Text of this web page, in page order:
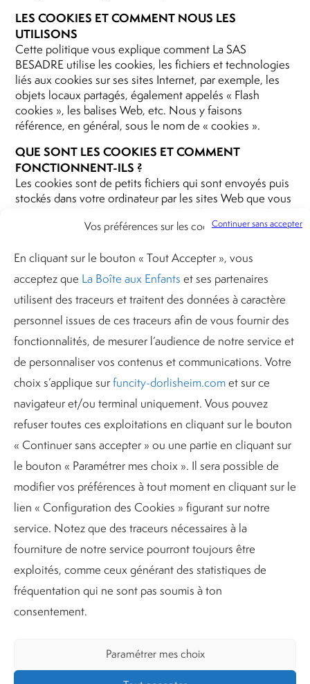
Vos préférences sur les cookies
En cliquant sur le bouton « Tout Accepter », vous
acceptez que La Boîte aux Enfants et ses partenaires
utilisent des traceurs et traitent des données à caractère
personnel issues de ces traceurs afin de vous fournir des
fonctionnalités, de mesurer l’audience de notre service et
de personnaliser vos contenus et communications. Votre
choix s’applique surfuncity-dorlisheim.comet sur ce
navigateur et/ou terminal uniquement. Vous pouvez
refuser toutes ces exploitations en cliquant sur le bouton
« Continuer sans accepter » ou une partie en cliquant sur
le bouton « Paramétrer mes choix ». Il sera possible de
modifier vos préférences à tout moment en cliquant sur le
lien « Configuration des Cookies » figurant sur notre
service. Notez que des traceurs nécessaires à la
fourniture de notre service pourront toujours être
exploités, comme ceux générant des statistiques de
fréquentation qui ne sont pas soumis à ton
consentement.
Continuer sans accepter
Paramétrer mes choix
LES COOKIES ET COMMENT NOUS LES
UTILISONS
Cette politique vous explique comment La SAS
BESADRE utilise les cookies, les fichiers et technologies
liés aux cookies sur ses sites Internet, par exemple, les
objets locaux partagés, également appelés « Flash
cookies », les balises Web, etc. Nous y faisons
référence, en général, sous le nom de « cookies ».
QUE SONT LES COOKIES ET COMMENT
FONCTIONNENT-ILS ?
Les cookies sont de petits fichiers qui sont envoyés puis
stockés dans votre ordinateur par les sites Web que vous
visitez. Les cookies sont stockés dans le répertoire du
fichier de votre navigateur. Lors de votre prochaine visite
les informations au site Web ou à l’élément à l’origine du
cookie. Pour en savoir plus sur ces technologies, et leur
fonctionnement, veuillez consulter par ex.
allaboutcookies.org.
POURQUOI EST-CE QUE La SAS BESADRE SE
SERT DE COOKIES ?
Les domaines La SAS BESADRE utilisent des cookies
pour vous offrir une expérience plus fluide, et pour les
raisons évoquées ci-après.
FONCTIONS DE BASE.
Ces cookies sont essentiels pour le fonctionnement de
nos sites Web et pour vous apporter une expérience
ininterrompue.
Vous pouvez naviguer de manière ininterrompue grâce à
l’enregistrement de certaines données comme vos
préférences de langue et de pays, tout en préservant
l’authentification des parties sécurisées du domaine.
AMÉLIORATION DU SITE
Ces cookies nous permettent d’améliorer nos sites Web
en observant l’utilisation qui en est faite.
Nous effectuons un profilage analytique pour voir par
ex. si un produit particulier est vu par des utilisateurs
l’accès pour disposer nos sites de la meilleure manière
pour nos utilisateurs.